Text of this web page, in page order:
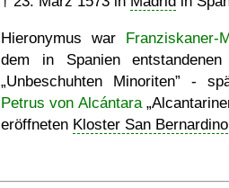
Hieronymus war Franziskaner-
dem in Spanien
Unbeschuhten Minoriten
-
Petrus von Alcántara
eröffneten Kloster San Bernardino